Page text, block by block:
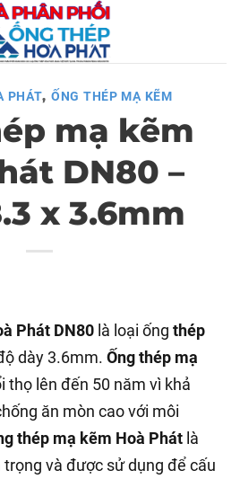
PHÁT, ỐNG THÉP MẠ KẼM
mạ kẽm
DN80 –
x 3.6mm
Phát DN80 là loại ống thép
dày 3.6mm. Ống thép mạ
thọ lên đến 50 năm vì khả
ăn mòn cao với môi
thép mạ kẽm Hoà Phát là
trọng và được sử dụng để cấu